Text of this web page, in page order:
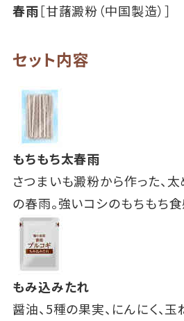
春雨［甘藷澱粉（中国製造）］
セット内容
もちもち太春雨
さつまいも澱粉から作った、太
の春雨。強いコシのもちもち
もみ込みたれ
醤油、5種の果実、にんにく、